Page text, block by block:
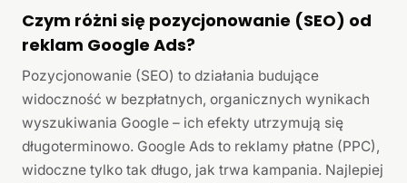
Czym różni się pozycjonowanie (SEO) od
reklam Google Ads?
Pozycjonowanie (SEO) to działania budujące
widoczność w bezpłatnych, organicznych wynikach
wyszukiwania Google – ich efekty utrzymują się
długoterminowo. Google Ads to reklamy płatne (PPC),
widoczne tylko tak długo, jak trwa kampania. Najlepiej